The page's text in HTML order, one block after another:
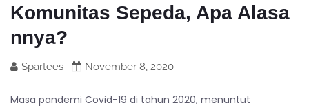
Komunitas Sepeda, Apa Alasa
nnya?
Spartees November 8, 2020
Masa pandemi Covid-19 di tahun 2020, menuntut